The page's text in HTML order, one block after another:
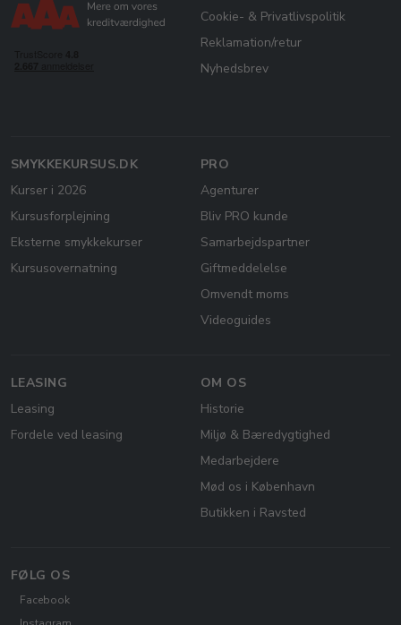
Cookie- & Privatlivspolitik
Reklamation/retur
Nyhedsbrev
SMYKKEKURSUS.DK
Kurser i 2026
Kursusforplejning
Eksterne smykkekurser
Kursusovernatning
PRO
Agenturer
Bliv PRO kunde
Samarbejdspartner
Giftmeddelelse
Omvendt moms
Videoguides
LEASING
Leasing
Fordele ved leasing
OM OS
Historie
Miljø & Bæredygtighed
Medarbejdere
Mød os i København
Butikken i Ravsted
FØLG OS
Facebook